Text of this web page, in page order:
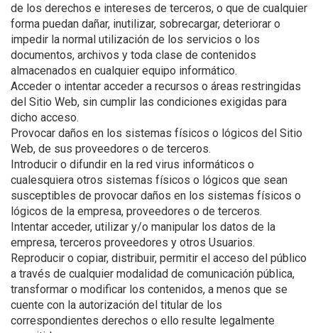
de los derechos e intereses de terceros, o que de cualquier
forma puedan dañar, inutilizar, sobrecargar, deteriorar o
impedir la normal utilización de los servicios o los
documentos, archivos y toda clase de contenidos
almacenados en cualquier equipo informático.
Acceder o intentar acceder a recursos o áreas restringidas
del Sitio Web, sin cumplir las condiciones exigidas para
dicho acceso.
Provocar daños en los sistemas físicos o lógicos del Sitio
Web, de sus proveedores o de terceros.
Introducir o difundir en la red virus informáticos o
cualesquiera otros sistemas físicos o lógicos que sean
susceptibles de provocar daños en los sistemas físicos o
lógicos de la empresa, proveedores o de terceros.
Intentar acceder, utilizar y/o manipular los datos de la
empresa, terceros proveedores y otros Usuarios.
Reproducir o copiar, distribuir, permitir el acceso del público
a través de cualquier modalidad de comunicación pública,
transformar o modificar los contenidos, a menos que se
cuente con la autorización del titular de los
correspondientes derechos o ello resulte legalmente